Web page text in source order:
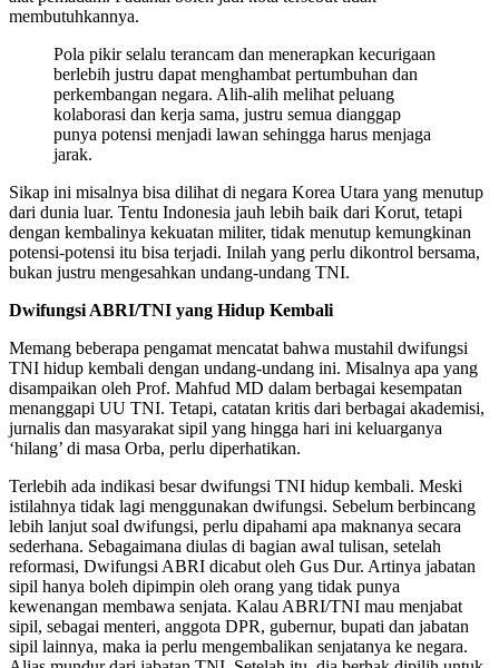
membutuhkannya.
Pola pikir selalu terancam dan menerapkan kecurigaan
berlebih justru dapat menghambat pertumbuhan dan
perkembangan negara. Alih-alih melihat peluang
kolaborasi dan kerja sama, justru semua dianggap
punya potensi menjadi lawan sehingga harus menjaga
jarak.
Sikap ini misalnya bisa dilihat di negara Korea Utara yang menutup
dari dunia luar. Tentu Indonesia jauh lebih baik dari Korut, tetapi
dengan kembalinya kekuatan militer, tidak menutup kemungkinan
potensi-potensi itu bisa terjadi. Inilah yang perlu dikontrol bersama,
bukan justru mengesahkan undang-undang TNI.
Dwifungsi ABRI/TNI yang Hidup Kembali
Memang beberapa pengamat mencatat bahwa mustahil dwifungsi
TNI hidup kembali dengan undang-undang ini. Misalnya apa yang
disampaikan oleh Prof. Mahfud MD dalam berbagai kesempatan
menanggapi UU TNI. Tetapi, catatan kritis dari berbagai akademisi,
jurnalis dan masyarakat sipil yang hingga hari ini keluarganya
‘hilang’ di masa Orba, perlu diperhatikan.
Terlebih ada indikasi besar dwifungsi TNI hidup kembali. Meski
istilahnya tidak lagi menggunakan dwifungsi. Sebelum berbincang
lebih lanjut soal dwifungsi, perlu dipahami apa maknanya secara
sederhana. Sebagaimana diulas di bagian awal tulisan, setelah
reformasi, Dwifungsi ABRI dicabut oleh Gus Dur. Artinya jabatan
sipil hanya boleh dipimpin oleh orang yang tidak punya
kewenangan membawa senjata. Kalau ABRI/TNI mau menjabat
sipil, sebagai menteri, anggota DPR, gubernur, bupati dan jabatan
sipil lainnya, maka ia perlu mengembalikan senjatanya ke negara.